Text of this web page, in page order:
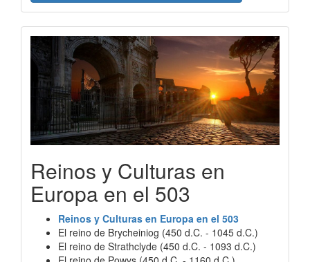
Reinos y Culturas en
Europa en el 503
Reinos y Culturas en Europa en el 503
El reino de Brycheiniog (450 d.C. - 1045 d.C.)
El reino de Strathclyde (450 d.C. - 1093 d.C.)